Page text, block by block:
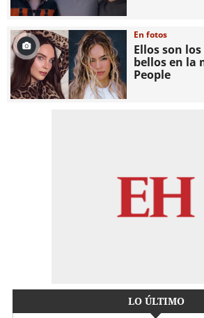
En fotos
Ellos son
bellos en la
People
LO ÚLTIMO